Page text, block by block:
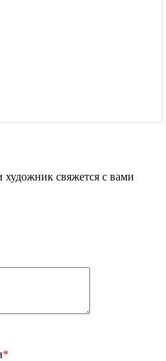
свяжется с вами
*